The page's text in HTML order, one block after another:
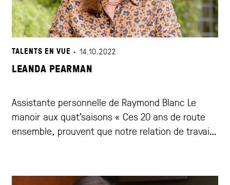
TALENTS EN VUE · 14.10.2022
LEANDA PEARMAN
Assistante personnelle de Raymond Blanc Le
manoir aux quat'saisons « Ces 20 ans de route
ensemble, prouvent que notre relation de travail